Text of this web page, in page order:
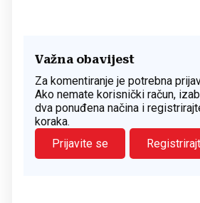
Važna obavijest
Za komentiranje je potrebna
Ako nemate korisnički račun,
dva ponuđena načina i
koraka.
Prijavite se